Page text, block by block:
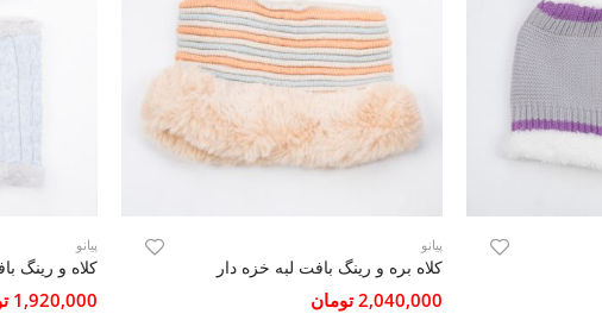
پیانو
کلاه بره و رینگ بافت لبه خزه دار
2,040,000 تومان
پیانو
کلاه و رینگ
1,920,000 تومان